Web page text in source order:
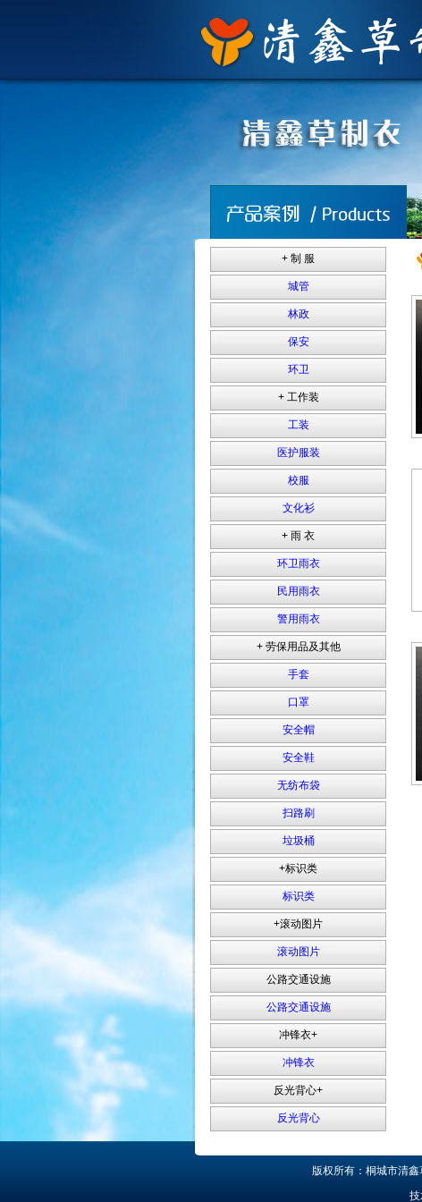
+ 制 服
城管
林政
保安
环卫
+ 工作装
工装
医护服装
校服
文化衫
+ 雨 衣
环卫雨衣
民用雨衣
警用雨衣
+ 劳保用品及其他
手套
口罩
安全帽
安全鞋
无纺布袋
扫路刷
垃圾桶
+标识类
标识类
+滚动图片
滚动图片
公路交通设施
公路交通设施
冲锋衣+
冲锋衣
反光背心+
反光背心
版权所有：桐城市清
技